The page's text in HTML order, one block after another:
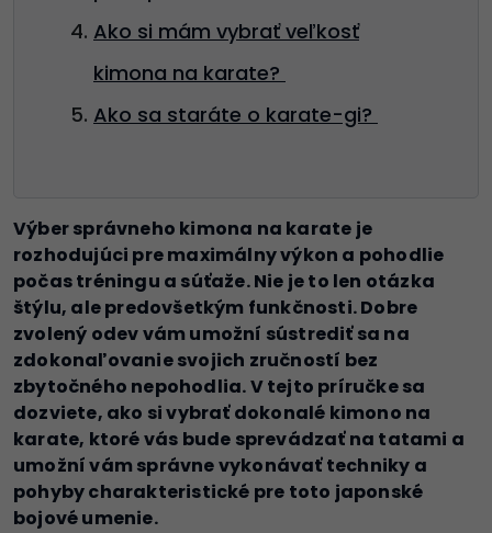
Ako si mám vybrať veľkosť
kimona na karate?
Ako sa staráte o karate-gi?
Výber správneho kimona na karate je
rozhodujúci pre maximálny výkon a pohodlie
počas tréningu a súťaže. Nie je to len otázka
štýlu, ale predovšetkým funkčnosti. Dobre
zvolený odev vám umožní sústrediť sa na
zdokonaľovanie svojich zručností bez
zbytočného nepohodlia. V tejto príručke sa
dozviete, ako si vybrať dokonalé kimono na
karate, ktoré vás bude sprevádzať na tatami a
umožní vám správne vykonávať techniky a
pohyby charakteristické pre toto japonské
bojové umenie.